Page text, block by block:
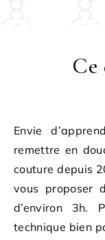
Ce
Envie
remettre en
couture depuis
vous proposer
d’environ 3h.
technique bien